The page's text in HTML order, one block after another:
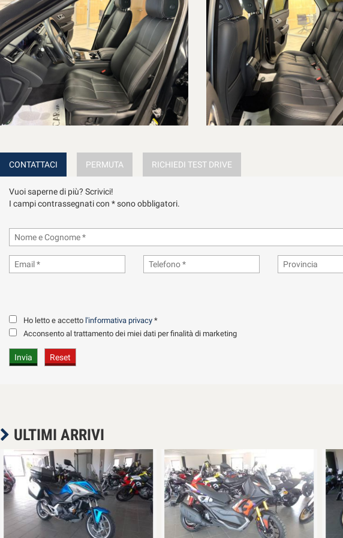
-CRUISE CONTROL ADATTIVO
-START & STOP
-10 AIR-BAG
-ABS & ESP
-MONITORAGGIO PRESSIONE PNEUMATICI
-SISTEMA DI ASSISTENZA ALLA FRENATA
-SISTEMA DI MANTENIMENTO CORSIA
-RILEVATORE STANCHEZZA CONDUCENTE
-RICONOSCIMENTO SEGNALI STRADALI
-NAVIGATORE TOUCH SCREEN
-VIVAVOCE BLUETOOTH
-ANDROID AUTO
LA VETTURA E' VISIBILE PRESSO LA NOSTRA CONCESSIONARIA UFFICIALE LAND
PER QUALSIASI INFORMAZIONE TELEFONARE AI NUMERI:
OPPURE:
351-3985543 (ALFONSO)
(Il presente annuncio non costituisce in alcun modo vincolo contrattuale in relazione al
CONTATTACI PERMUTA RICHIEDI TEST DRIVE
Vuoi saperne di più? Scrivici!
I campi contrassegnati con * sono obbligatori.
Ho letto e accetto l'informativa privacy *
Acconsento al trattamento dei miei dati per finalità di marketing
ULTIMI ARRIVI